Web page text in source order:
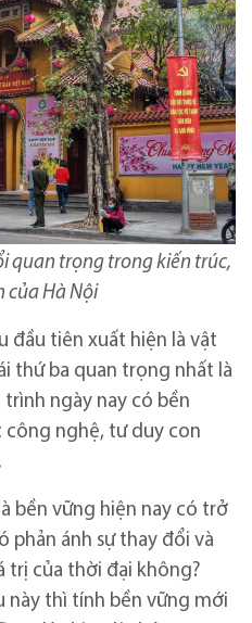
quan trọng trong kiến trúc,
của Hà Nội
đầu tiên xuất hiện là vật
thứ ba quan trọng nhất là
ngày nay có bền
công nghệ, tư duy con
bền vững hiện nay có trở
phản ánh sự thay đổi và
trị của thời đại không?
này thì tính bền vững mới